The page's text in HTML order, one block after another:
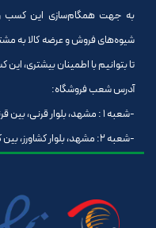
به جهت همگام‌سازی این کسب و
شیوه‌های فروش و عرضه کالا به
تا بتوانیم با اطمینان بیشتری،
آدرس شعب فروشگاه:
-شعبه 1 : مشهد، بلوار قرنی، بین قرنی 22 و 24 فروشگاه علمایی
-شعبه 2: مشهد، بلوار کشاورز، بین کشاورز 1 و 3، فروشگاه علمایی